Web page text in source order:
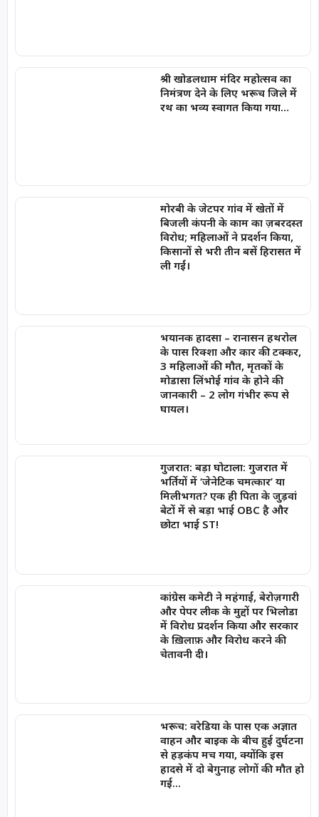
श्री खोडलधाम मंदिर महोत्सव का
निमंत्रण देने के लिए भरूच जिले में
रथ का भव्य स्वागत किया गया…
मोरबी के जेटपर गांव में खेतों में
बिजली कंपनी के काम का ज़बरदस्त
विरोध; महिलाओं ने प्रदर्शन किया,
किसानों से भरी तीन बसें हिरासत में
ली गईं।
भयानक हादसा – रानासन हथरोल
के पास रिक्शा और कार की टक्कर,
3 महिलाओं की मौत, मृतकों के
मोडासा लिंभोई गांव के होने की
जानकारी – 2 लोग गंभीर रूप से
घायल।
गुजरात: बड़ा घोटाला: गुजरात में
भर्तियों में ‘जेनेटिक चमत्कार’ या
मिलीभगत? एक ही पिता के जुड़वां
बेटों में से बड़ा भाई OBC है और
छोटा भाई ST!
कांग्रेस कमेटी ने महंगाई, बेरोज़गारी
और पेपर लीक के मुद्दों पर भिलोडा
में विरोध प्रदर्शन किया और सरकार
के ख़िलाफ़ और विरोध करने की
चेतावनी दी।
भरूच: वरेडिया के पास एक अज्ञात
वाहन और बाइक के बीच हुई दुर्घटना
से हड़कंप मच गया, क्योंकि इस
हादसे में दो बेगुनाह लोगों की मौत हो
गई…